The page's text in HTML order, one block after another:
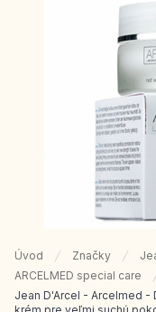
Úvod Značky
ARCELMED special care
Jean D'Arcel - Arcelmed -